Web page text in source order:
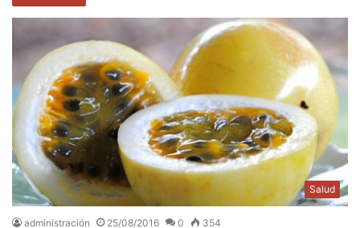
Salud
administración 25/08/2016 0 354